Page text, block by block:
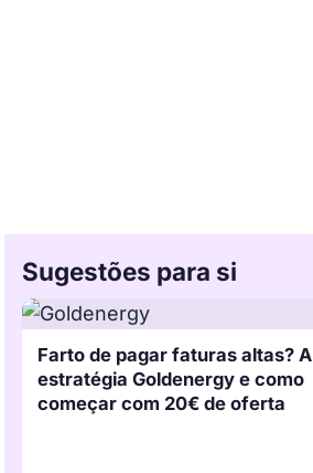
Sugestões para si
Farto de pagar faturas altas? A
estratégia Goldenergy e como
começar com 20€ de oferta